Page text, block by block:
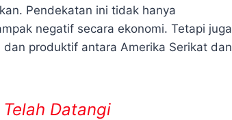
Pendekatan ini tidak hanya
negatif secara ekonomi. Tetapi juga
produktif antara Amerika Serikat dan
Datangi